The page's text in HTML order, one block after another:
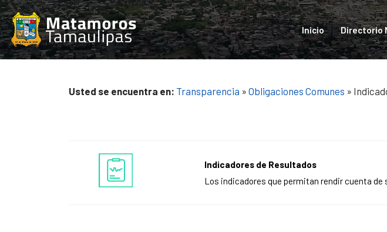
Saltar
al
Inicio Directorio
Usted se encuentra en: Transparencia » Obligaciones Comunes »
Indicadores de Resultados
Los indicadores que permitan rendir cuenta de